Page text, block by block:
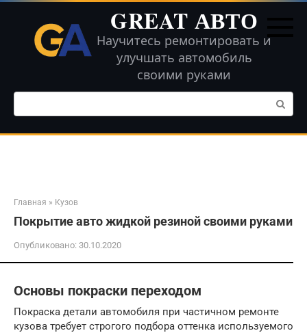
Перейти
контенту
GREAT АВТО
Научитесь ремонтировать и
улучшать автомобиль
своими руками
Поиск:
Главная » Кузов
Покрытие авто жидкой резиной своими руками
Опубликовано: 30.10.2020
Основы покраски переходом
Покраска детали автомобиля при частичном ремонте
кузова требует строгого подбора оттенка используемого